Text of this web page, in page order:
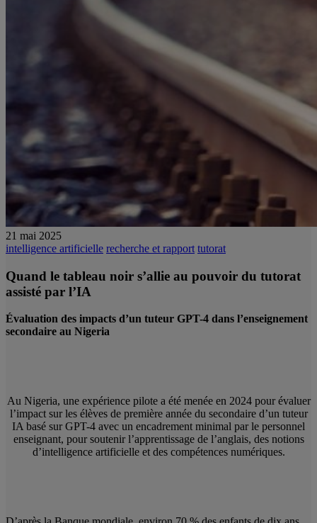
21 mai 2025
intelligence artificielle recherche et rapport tutorat
Quand le tableau noir s’allie au pouvoir du tutorat
assisté par l’IA
Évaluation des impacts d’un tuteur GPT-4 dans l’enseignement
secondaire au Nigeria
Au Nigeria, une expérience pilote a été menée en 2024 pour évaluer
l’impact sur les élèves de première année du secondaire d’un tuteur
IA basé sur GPT-4 avec un encadrement minimal par le personnel
enseignant, pour soutenir l’apprentissage de l’anglais, des notions
d’intelligence artificielle et des compétences numériques.